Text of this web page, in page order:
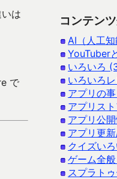
は
で
コンテン
AI（人工
YouTuber
いろいろ
いろいろ
アプリの
アプリス
アプリ公
アプリ更
クイズい
ゲーム全
スプラト